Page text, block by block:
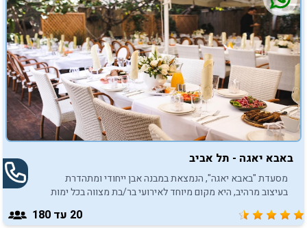
באבא יאגה - תל אביב
מסעדת "באבא יאגה", הנמצאת במבנה אבן ייחודי ומתהדרת
בעיצוב מרהיב, היא מקום מיוחד לאירועי בר/בת מצווה בכל ימות
השבוע, לרבות אירועים בשבת בבוקר, אחרי העלייה לתורה בבית
הכנסת, בצהרים ובערב.
20 עד 180